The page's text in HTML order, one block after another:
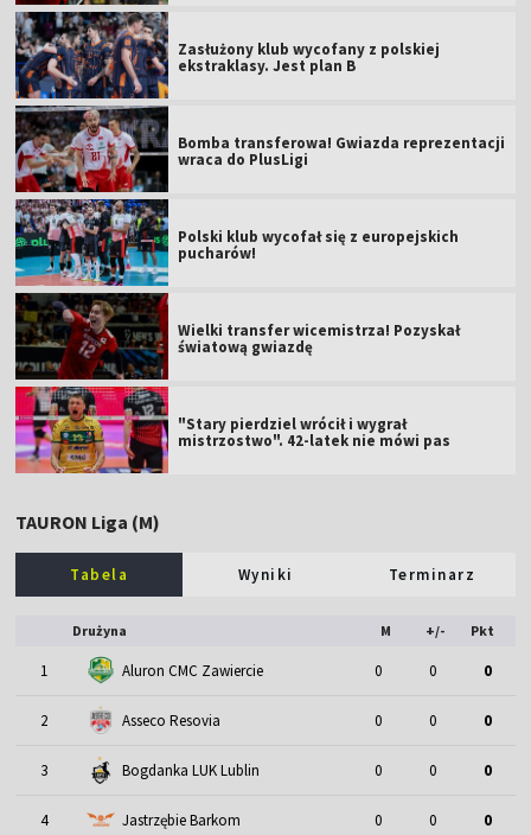
Zasłużony klub wycofany z polskiej
ekstraklasy. Jest plan B
Bomba transferowa! Gwiazda reprezentacji
wraca do PlusLigi
Polski klub wycofał się z europejskich
pucharów!
Wielki transfer wicemistrza! Pozyskał
światową gwiazdę
"Stary pierdziel wrócił i wygrał
mistrzostwo". 42-latek nie mówi pas
TAURON Liga (M)
Tabela Wyniki Terminarz
Drużyna M +/- Pkt
1 Aluron CMC Zawiercie 0 0 0
2 Asseco Resovia 0 0 0
3 Bogdanka LUK Lublin 0 0 0
4 Jastrzębie Barkom 0 0 0